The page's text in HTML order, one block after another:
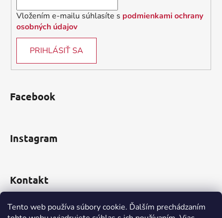
Tento web používa súbory cookie. Ďalším prechádzaním
Vložením e-mailu súhlasíte s podmienkami ochrany
osobných údajov
PRIHLÁSIŤ SA
Facebook
Instagram
Kontakt
obchod@incomp.sk